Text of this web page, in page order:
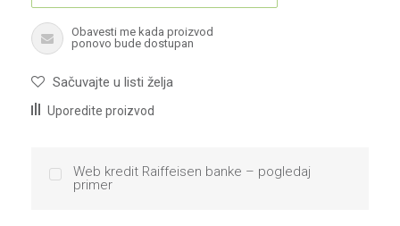
Obavesti me kada proizvod
ponovo bude dostupan
Sačuvajte u listi želja
Uporedite proizvod
Web kredit Raiffeisen banke – pogledaj
primer